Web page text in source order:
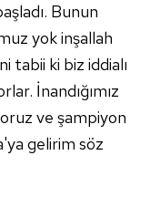
Bunun
yok inşallah
tabii ki biz iddialı
İnandığımız
ve şampiyon
gelirim söz